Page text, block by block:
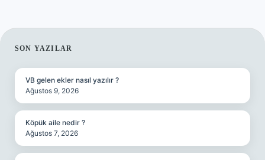
SIDEBAR
SON YAZILAR
VB gelen ekler nasıl yazılır ?
Ağustos 9, 2026
Köpük aile nedir ?
Ağustos 7, 2026